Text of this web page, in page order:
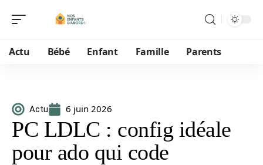
Actu Bébé Enfant Famille Parents
Actu 6 juin 2026
PC LDLC : config idéale
pour ado qui code